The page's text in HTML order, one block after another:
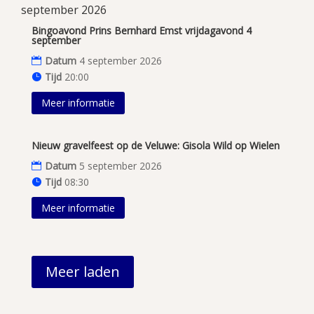
september 2026
Bingoavond Prins Bernhard Emst vrijdagavond 4
september
Datum 4 september 2026
Tijd 20:00
Meer informatie
Nieuw gravelfeest op de Veluwe: Gisola Wild op Wielen
Datum 5 september 2026
Tijd 08:30
Meer informatie
Meer laden